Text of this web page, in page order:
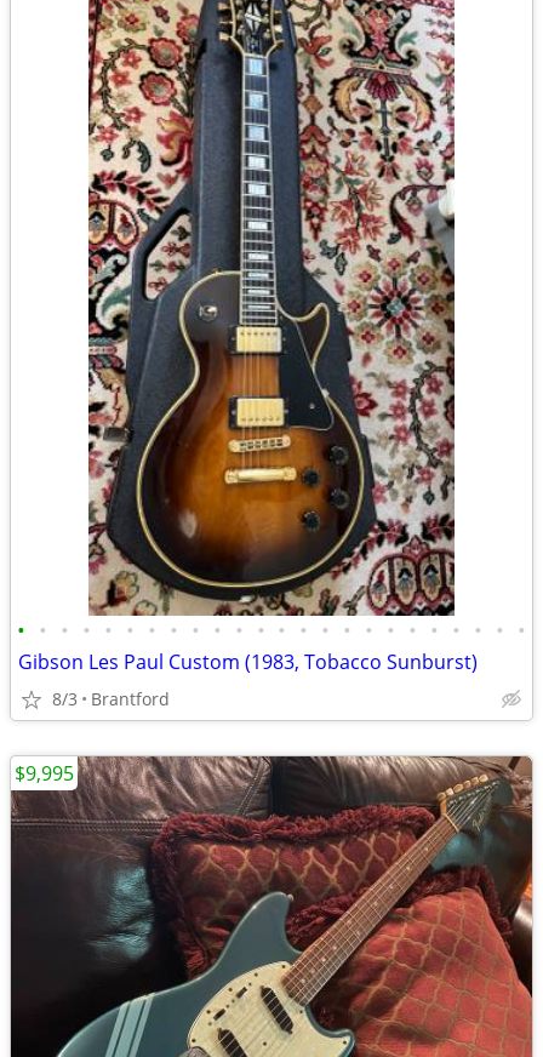
• • • • • • • • • • • • • • • • • • • • • • • •
Gibson Les Paul Custom (1983, Tobacco Sunburst)
8/3 Brantford
$9,995